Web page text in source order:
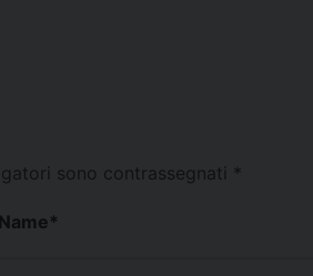
sono contrassegnati *
*